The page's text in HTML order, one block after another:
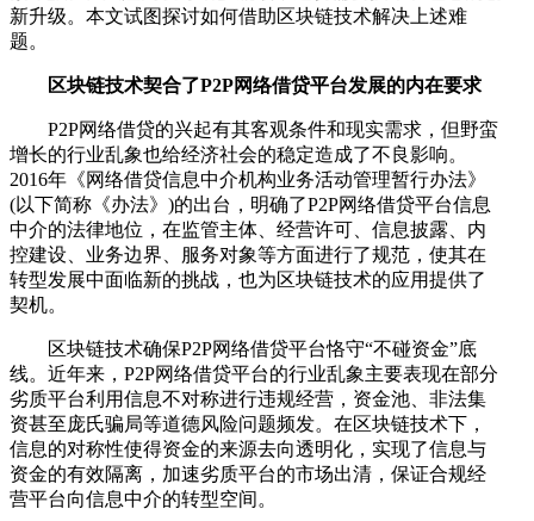
新升级。本文试图探讨如何借助区块链技术解决上述难
题。
区块链技术契合了P2P网络借贷平台发展的内在要求
P2P网络借贷的兴起有其客观条件和现实需求，但野蛮
增长的行业乱象也给经济社会的稳定造成了不良影响。
2016年《网络借贷信息中介机构业务活动管理暂行办法》
(以下简称《办法》)的出台，明确了P2P网络借贷平台信息
中介的法律地位，在监管主体、经营许可、信息披露、内
控建设、业务边界、服务对象等方面进行了规范，使其在
转型发展中面临新的挑战，也为区块链技术的应用提供了
契机。
区块链技术确保P2P网络借贷平台恪守“不碰资金”底
线。近年来，P2P网络借贷平台的行业乱象主要表现在部分
劣质平台利用信息不对称进行违规经营，资金池、非法集
资甚至庞氏骗局等道德风险问题频发。在区块链技术下，
信息的对称性使得资金的来源去向透明化，实现了信息与
资金的有效隔离，加速劣质平台的市场出清，保证合规经
营平台向信息中介的转型空间。